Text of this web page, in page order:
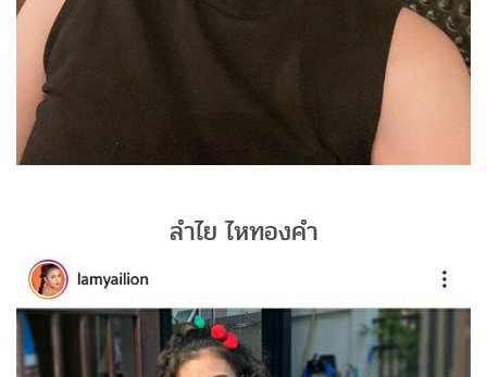
ลำไย ไหทองคำ